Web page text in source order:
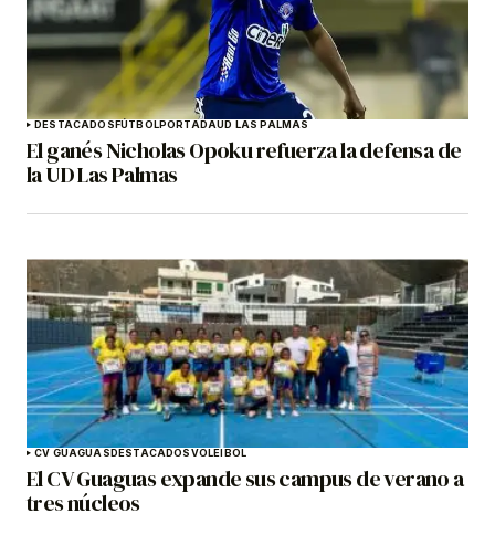
DESTACADOS FÚTBOLPORTADAUD LAS PALMAS
El ganés Nicholas Opoku refuerza la defensa de
la UD Las Palmas
CV GUAGUAS DESTACADOSVOLEIBOL
El CV Guaguas expande sus campus de verano a
tres núcleos